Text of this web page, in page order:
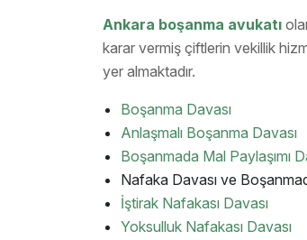
Ankara boşanma avukatı
karar vermiş çiftlerin vekillik
yer almaktadır.
Boşanma Davası
Anlaşmalı Boşanma Davası
Boşanmada Mal Paylaşımı
Nafaka Davası ve
İştirak Nafakası Davası
Yoksulluk Nafakası Davası